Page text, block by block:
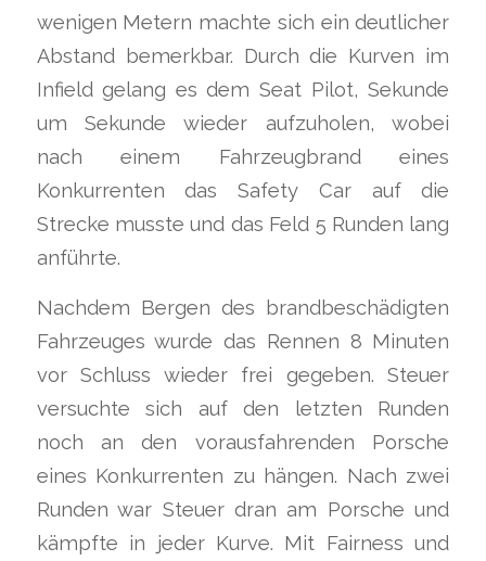
wenigen Metern machte sich ein deutlicher
Abstand bemerkbar. Durch die Kurven im
Infield gelang es dem Seat Pilot, Sekunde
um Sekunde wieder aufzuholen, wobei
nach einem Fahrzeugbrand eines
Konkurrenten das Safety Car auf die
Strecke musste und das Feld 5 Runden lang
anführte.
Nachdem Bergen des brandbeschädigten
Fahrzeuges wurde das Rennen 8 Minuten
vor Schluss wieder frei gegeben. Steuer
versuchte sich auf den letzten Runden
noch an den vorausfahrenden Porsche
eines Konkurrenten zu hängen. Nach zwei
Runden war Steuer dran am Porsche und
kämpfte in jeder Kurve. Mit Fairness und